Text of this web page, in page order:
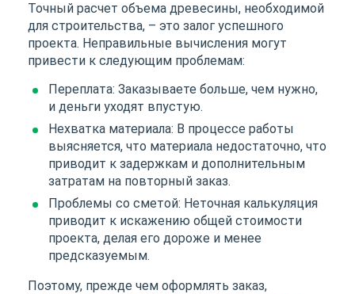
Точный расчет объема древесины, необходимой
для строительства, – это залог успешного
проекта. Неправильные вычисления могут
привести к следующим проблемам:
Переплата: Заказываете больше, чем нужно,
и деньги уходят впустую.
Нехватка материала: В процессе работы
выясняется, что материала недостаточно, что
приводит к задержкам и дополнительным
затратам на повторный заказ.
Проблемы со сметой: Неточная калькуляция
приводит к искажению общей стоимости
проекта, делая его дороже и менее
предсказуемым.
Поэтому, прежде чем оформлять заказ,